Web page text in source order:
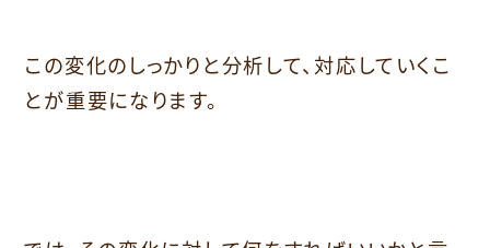
この変化のしっかりと分析して、対応していくこ
とが重要になります。